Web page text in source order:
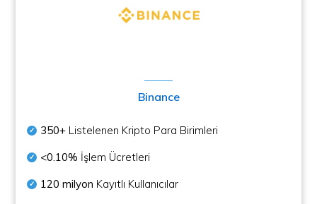
Binance
350+ Listelenen Kripto Para Birimleri
<0.10% İşlem Ücretleri
120 milyon Kayıtlı Kullanıcılar